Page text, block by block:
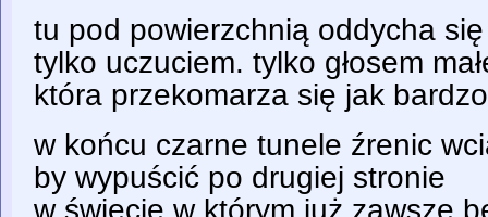
tu pod powierzchnią oddycha
tylko uczuciem. tylko głosem
która przekomarza się jak
w końcu czarne tunele źrenic
by wypuścić po drugiej stronie
w świecie w którym już zawsze